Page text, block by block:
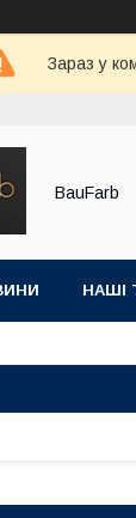
Зараз у
BauFarb
НАШІ